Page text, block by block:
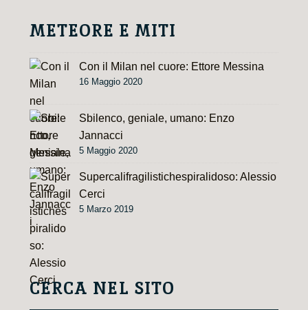
METEORE E MITI
Con il Milan nel cuore: Ettore Messina
16 Maggio 2020
Sbilenco, geniale, umano: Enzo
Jannacci
5 Maggio 2020
Supercalifragilistichespiralidoso: Alessio
Cerci
5 Marzo 2019
CERCA NEL SITO